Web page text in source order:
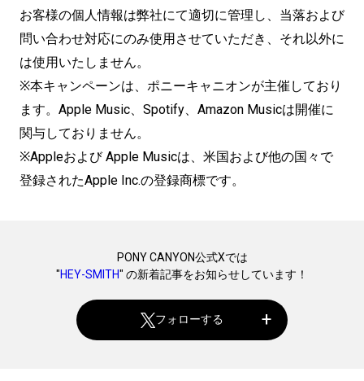
お客様の個人情報は弊社にて適切に管理し、当落および
問い合わせ対応にのみ使用させていただき、それ以外に
は使用いたしません。
※本キャンペーンは、ポニーキャニオンが主催しており
ます。Apple Music、Spotify、Amazon Musicは開催に
関与しておりません。
※Appleおよび Apple Musicは、米国および他の国々で
登録されたApple Inc.の登録商標です。
PONY CANYON公式Xでは
"HEY-SMITH" の新着記事をお知らせしています！
フォローする